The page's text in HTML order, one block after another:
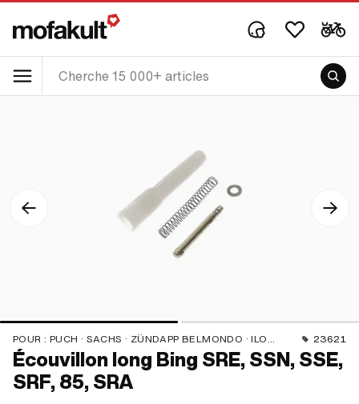
POUR : PUCH · SACHS · ZÜNDAPP BELMONDO · ILO / JLO · KREIDLER 23621
Écouvillon long Bing SRE, SSN, SSE,
SRF, 85, SRA